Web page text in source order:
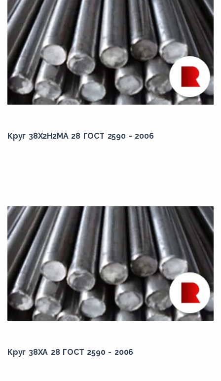
14,50
145,00
1,50
15,00
150,00
15,50
17,00
170,00
175,00
18,00
180,00
18,50
185,00
190,00
Круг 38Х2Н2МА 28 ГОСТ 2590 - 2006
Круг 38ХА 28 ГОСТ 2590 - 2006